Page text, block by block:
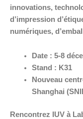
innovations,
d’impression
numériques,
Date : 5-8
Stand : K31
Nouveau
Shanghai
Rencontrez IUV à